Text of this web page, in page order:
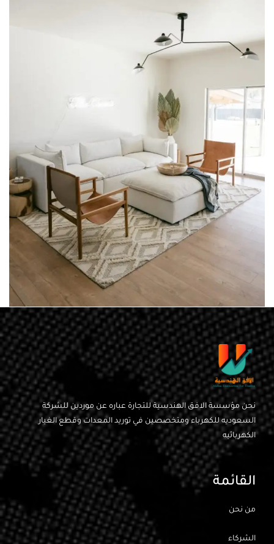
ACCESSORIES
POTENTI PARTURIENT PARTURIE
نحن مؤسسة الافق الهندسية للتجارة عباره عن موردين للشركة
السعوديه للكهرباء ومتخصصين في توريد المعدات وقطع الغيار
الكهربائيه
القائمة
من نحن
الشركاء